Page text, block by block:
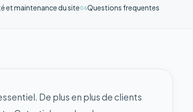
et maintenance du site06Questions frequentes
De plus en plus de clients